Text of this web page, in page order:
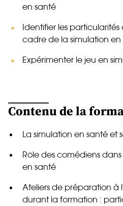
en santé
Identifier les
cadre de la simulation en
Expérimenter le jeu en
Contenu de la
La simulation en santé et
Rôle des comédiens
en santé
Ateliers de préparation à
durant la formation :